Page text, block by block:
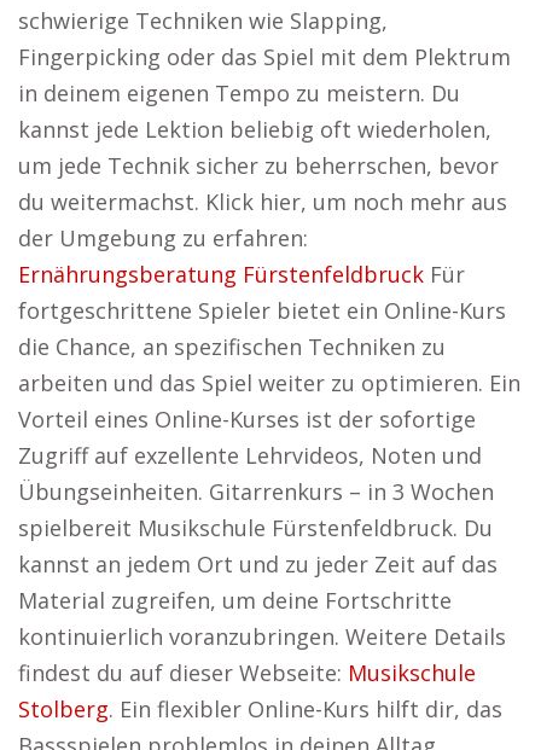
schwierige Techniken wie Slapping,
Fingerpicking oder das Spiel mit dem Plektrum
in deinem eigenen Tempo zu meistern. Du
kannst jede Lektion beliebig oft wiederholen,
um jede Technik sicher zu beherrschen, bevor
du weitermachst. Klick hier, um noch mehr aus
der Umgebung zu erfahren:
Ernährungsberatung Fürstenfeldbruck Für
fortgeschrittene Spieler bietet ein Online-Kurs
die Chance, an spezifischen Techniken zu
arbeiten und das Spiel weiter zu optimieren. Ein
Vorteil eines Online-Kurses ist der sofortige
Zugriff auf exzellente Lehrvideos, Noten und
Übungseinheiten. Gitarrenkurs – in 3 Wochen
spielbereit Musikschule Fürstenfeldbruck. Du
kannst an jedem Ort und zu jeder Zeit auf das
Material zugreifen, um deine Fortschritte
kontinuierlich voranzubringen. Weitere Details
findest du auf dieser Webseite: Musikschule
Stolberg. Ein flexibler Online-Kurs hilft dir, das